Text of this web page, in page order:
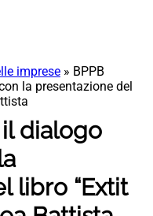
imprese » BPPB
la presentazione del
dialogo
libro “Extit